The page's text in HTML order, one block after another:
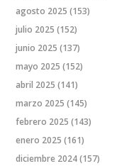
agosto 2025 (153)
julio 2025 (152)
junio 2025 (137)
mayo 2025 (152)
abril 2025 (141)
marzo 2025 (145)
febrero 2025 (143)
enero 2025 (161)
diciembre 2024(157)